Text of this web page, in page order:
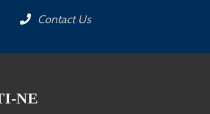
Contact Us
NE